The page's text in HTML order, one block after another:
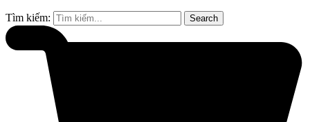
Tìm kiếm: Search